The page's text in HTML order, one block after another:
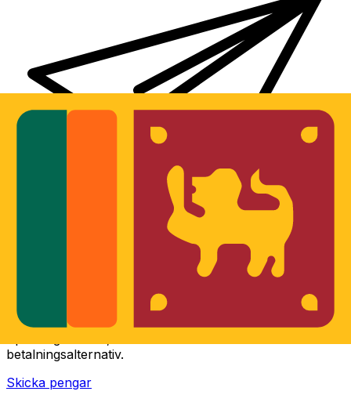
XE Internationella valutaöverföringar
Skicka pengar online snabbt, säkert och enkelt.
betalningsalternativ.
Skicka pengar